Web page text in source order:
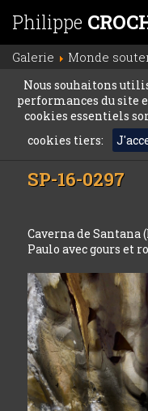
Philippe
Galerie Monde
Nous souhaitons
performances du site
cookies essentiels
cookies tiers:
SP-16-0297
Caverna de Santana
Paulo avec gours et